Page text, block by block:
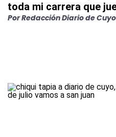
toda mi carrera que
Por Redacción Diario de Cuyo